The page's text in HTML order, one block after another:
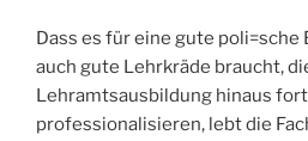
Dass es für eine gute poli=sche
auch gute Lehrkräde braucht,
Lehramtsausbildung hinaus
professionalisieren, lebt die